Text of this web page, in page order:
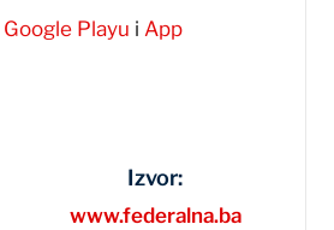
Google Playu i App
Izvor:
www.federalna.ba